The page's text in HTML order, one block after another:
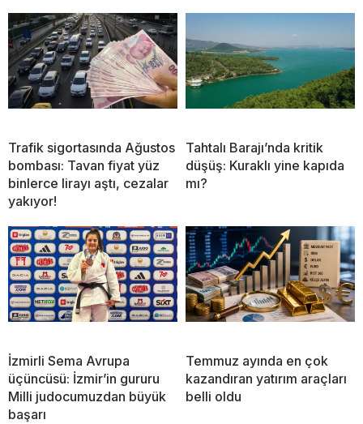
Trafik sigortasında Ağustos
bombası: Tavan fiyat yüz
binlerce lirayı aştı, cezalar
yakıyor!
Tahtalı Barajı’nda kritik
düşüş: Kuraklı yine kapıda
mı?
İzmirli Sema Avrupa
üçüncüsü: İzmir’in gururu
Milli judocumuzdan büyük
başarı
Temmuz ayında en çok
kazandıran yatırım araçları
belli oldu